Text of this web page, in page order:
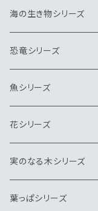
ペンダント
ネクタイピン
キーホルダー
ヘアゴム
帯留
バッグチャーム
ブローチ
ペンダント
ネクタイピン
キーホルダー
ヘアゴム
帽子クリップ
海の生き物シリーズ
ブローチ
ペンダント
ネクタイピン
キーホルダー
バッグチャーム
恐竜シリーズ
ブローチ
ペンダント
ネクタイピン
キーホルダー
魚シリーズ
ブローチ
ペンダント
ネクタイピン
花シリーズ
ヘアゴム
ブローチ
実のなる木シリーズ
ペンダント
葉っぱシリーズ